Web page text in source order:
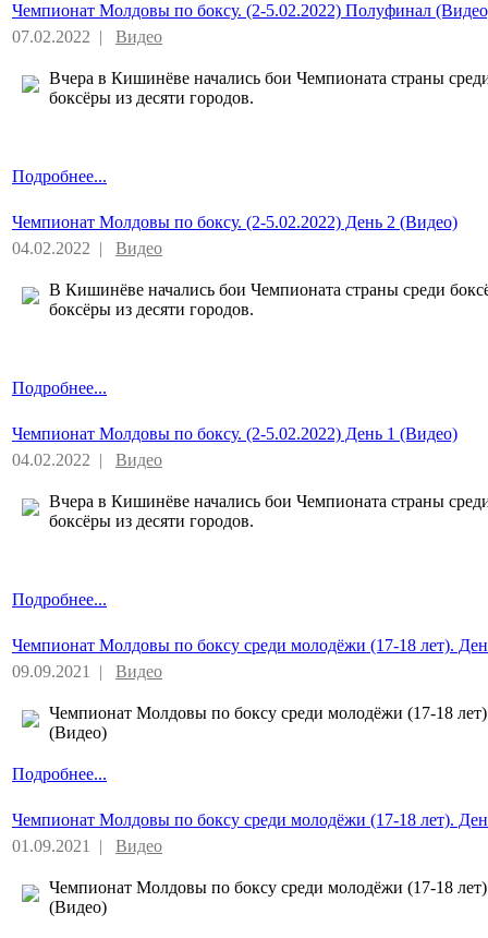
Чемпионат Молдовы по боксу. (2-5.02.2022) Полуфинал
07.02.2022 | Видео
Вчера в Кишинёве начались бои Чемпионата страны
боксёры из десяти городов.
Подробнее...
Чемпионат Молдовы по боксу. (2-5.02.2022) День 2 (Видео)
04.02.2022 | Видео
В Кишинёве начались бои Чемпионата страны среди
боксёры из десяти городов.
Подробнее...
Чемпионат Молдовы по боксу. (2-5.02.2022) День 1 (Видео)
04.02.2022 | Видео
Вчера в Кишинёве начались бои Чемпионата страны
боксёры из десяти городов.
Подробнее...
Чемпионат Молдовы по боксу среди молодёжи (17-18 лет).
09.09.2021 | Видео
Чемпионат Молдовы по боксу среди молодёжи (17-18
(Видео)
Подробнее...
Чемпионат Молдовы по боксу среди молодёжи (17-18 лет).
01.09.2021 | Видео
Чемпионат Молдовы по боксу среди молодёжи (17-18
(Видео)